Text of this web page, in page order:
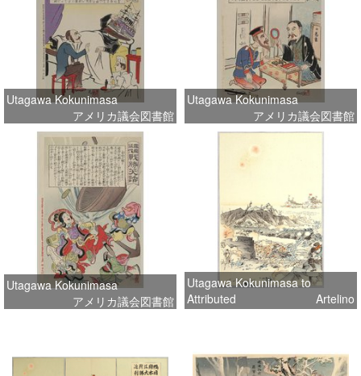
Utagawa Kokunimasa
アメリカ議会図書館
Utagawa Kokunimasa
アメリカ議会図書館
Utagawa Kokunimasa
アメリカ議会図書館
Utagawa Kokunimasa to
Attributed
Artelino